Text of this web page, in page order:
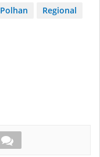
Polhan Regional